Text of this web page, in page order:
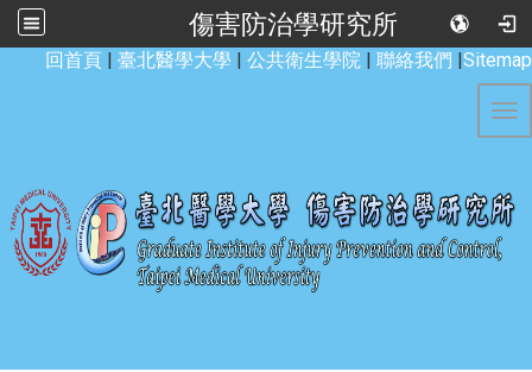
傷害防治學研究所
回首頁 | 臺北醫學大學 | 公共衛生學院 | 聯絡我們 |Sitemap